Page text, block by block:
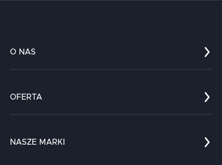
O NAS
Kariera
Kontakt
OFERTA
Chatboty
NASZE MARKI